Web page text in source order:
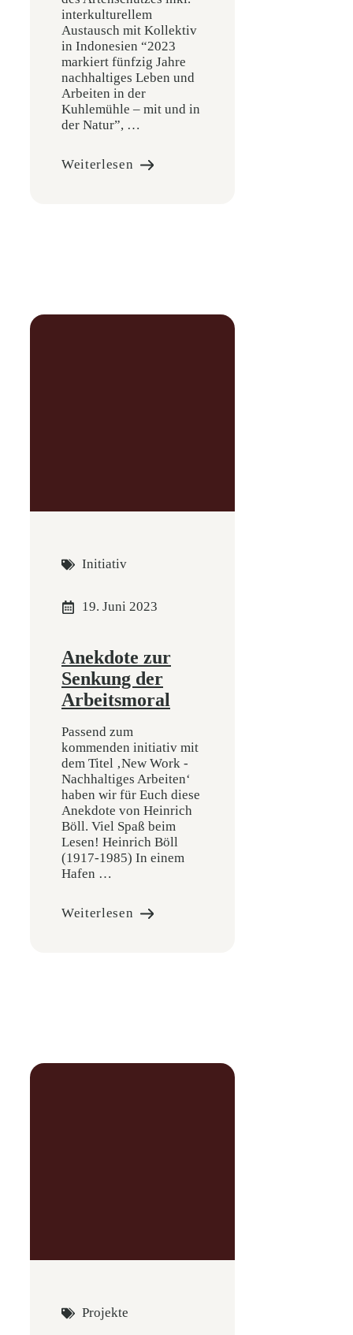
interkulturellem
Austausch mit Kollektiv
in Indonesien “2023
markiert fünfzig Jahre
nachhaltiges Leben und
Arbeiten in der
Kuhlemühle – mit und in
der Natur”, …
Weiterlesen
Initiativ
19. Juni 2023
Anekdote zur
Senkung der
Arbeitsmoral
Passend zum
kommenden initiativ mit
dem Titel ‚New Work -
Nachhaltiges Arbeiten‘
haben wir für Euch diese
Anekdote von Heinrich
Böll. Viel Spaß beim
Lesen! Heinrich Böll
(1917-1985) In einem
Hafen …
Weiterlesen
Projekte